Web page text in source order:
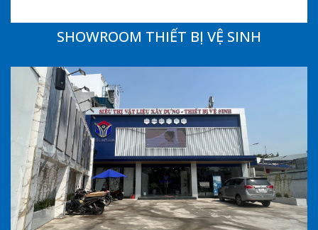
SHOWROOM THIẾT BỊ VỆ SINH